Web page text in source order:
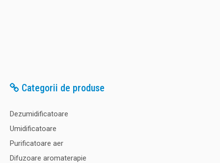
Categorii de produse
Dezumidificatoare
Umidificatoare
Purificatoare aer
Difuzoare aromaterapie